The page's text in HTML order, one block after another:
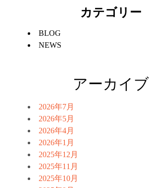
カテゴリー
BLOG
NEWS
アーカイブ
2026年7月
2026年5月
2026年4月
2026年1月
2025年12月
2025年11月
2025年10月